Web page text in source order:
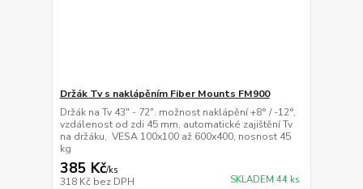
Držák Tv s naklápěním Fiber Mounts FM900
Držák na Tv 43" - 72". možnost naklápění +8° / -12°,
vzdálenost od zdi 45 mm, automatické zajištění Tv
na držáku, VESA 100x100 až 600x400, nosnost 45
kg
385 Kč/ks
318 Kč bez DPH SKLADEM 44 ks